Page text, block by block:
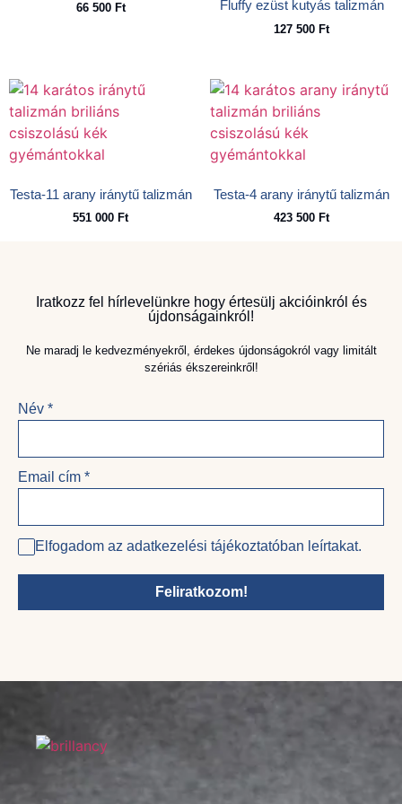
66 500 Ft Fluffy ezüst kutyás talizmán
127 500 Ft
Testa-11 arany iránytű talizmán
551 000 Ft
Testa-4 arany iránytű talizmán
423 500 Ft
Iratkozz fel hírlevelünkre hogy értesülj akcióinkról és
újdonságainkról!
Ne maradj le kedvezményekről, érdekes újdonságokról vagy limitált
szériás ékszereinkről!
Név *
Email cím *
Elfogadom az adatkezelési tájékoztatóban leírtakat.
Feliratkozom!